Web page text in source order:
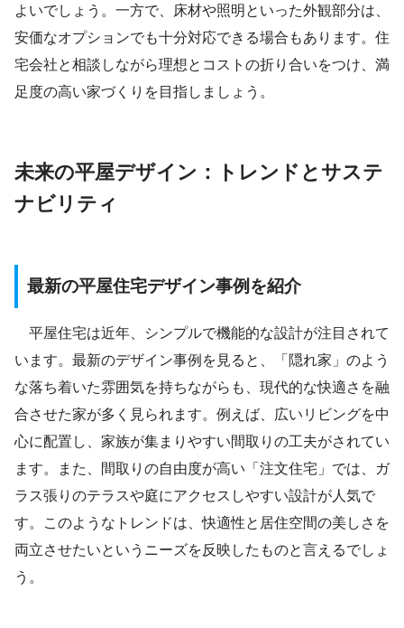
よいでしょう。一方で、床材や照明といった外観部分は、
安価なオプションでも十分対応できる場合もあります。住
宅会社と相談しながら理想とコストの折り合いをつけ、満
足度の高い家づくりを目指しましょう。
未来の平屋デザイン：トレンドとサステ
ナビリティ
最新の平屋住宅デザイン事例を紹介
平屋住宅は近年、シンプルで機能的な設計が注目されて
います。最新のデザイン事例を見ると、「隠れ家」のよう
な落ち着いた雰囲気を持ちながらも、現代的な快適さを融
合させた家が多く見られます。例えば、広いリビングを中
心に配置し、家族が集まりやすい間取りの工夫がされてい
ます。また、間取りの自由度が高い「注文住宅」では、ガ
ラス張りのテラスや庭にアクセスしやすい設計が人気で
す。このようなトレンドは、快適性と居住空間の美しさを
両立させたいというニーズを反映したものと言えるでしょ
う。